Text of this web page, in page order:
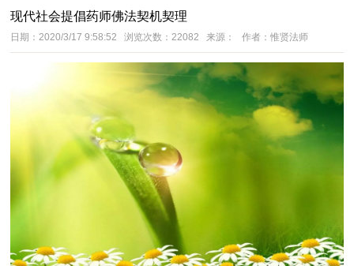
现代社会提倡药师佛法契机契理
日期：2020/3/17 9:58:52 浏览次数：22082 来源： 作者：惟贤法师